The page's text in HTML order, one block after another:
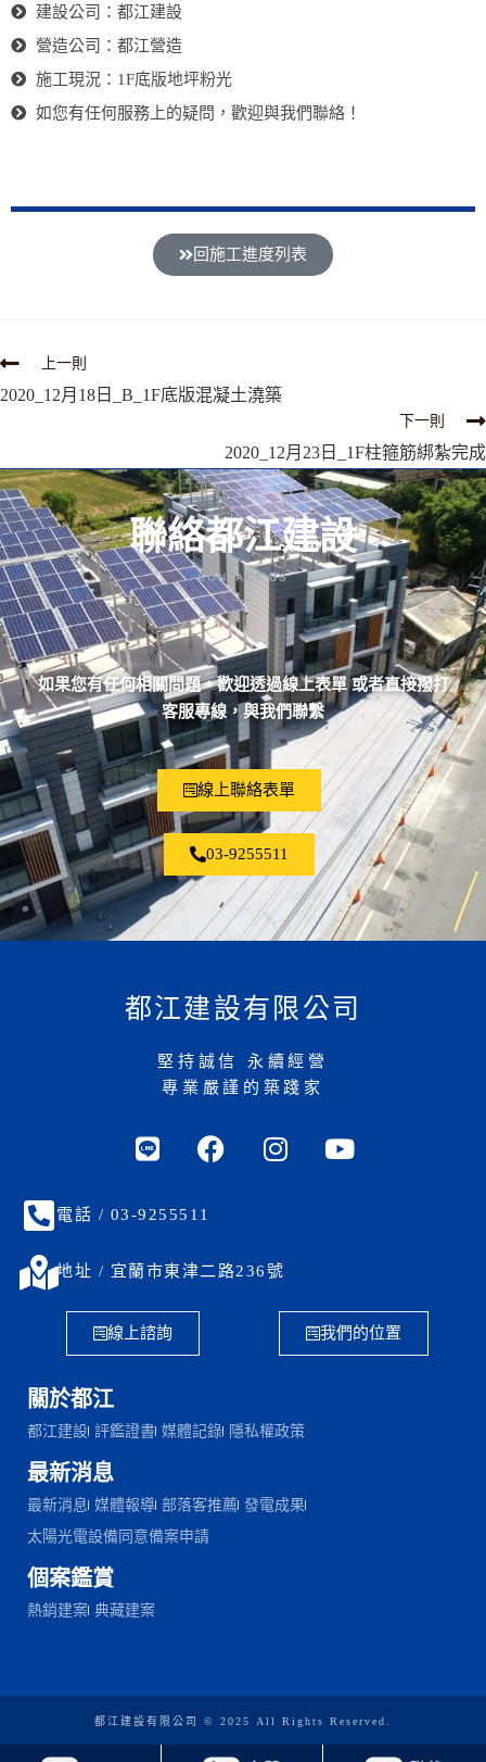
建設公司：都江建設
營造公司：都江營造
施工現況：1F底版地坪粉光
如您有任何服務上的疑問，歡迎與我們聯絡！
回施工進度列表
上一則
2020_12月18日_B_1F底版混凝土澆築
下一則
2020_12月23日_1F柱箍筋綁紮完成
聯絡都江建設
CONTACT US
如果您有任何相關問題，歡迎透過線上表單 或者直接撥打
客服專線，與我們聯繫
線上聯絡表單
03-9255511
都江建設有限公司
堅持誠信 永續經營
專業嚴謹的築踐家
電話 / 03-9255511
地址 / 宜蘭市東津二路236號
線上諮詢 我們的位置
關於都江
都江建設 評鑑證書 媒體記錄 隱私權政策
最新消息
最新消息 媒體報導 部落客推薦 發電成果
太陽光電設備同意備案申請
個案鑑賞
熱銷建案 典藏建案
都江建設有限公司 © 2025 All Rights Reserved.